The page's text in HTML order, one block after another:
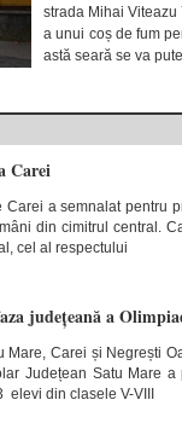
strada Mihai
a unui coș de fum
astă seară se va
Carei
Carei a semnalat pentru
din cimitrul central.
cel al respectului
județeană a
Mare, Carei și Negrești
Județean Satu Mare
din clasele V-VIII